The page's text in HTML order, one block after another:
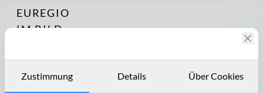
EUREGIO
IM BILD
Archiv
Archiv
Wildkraut
Bärlauch
Zustimmung Details Über Cookies